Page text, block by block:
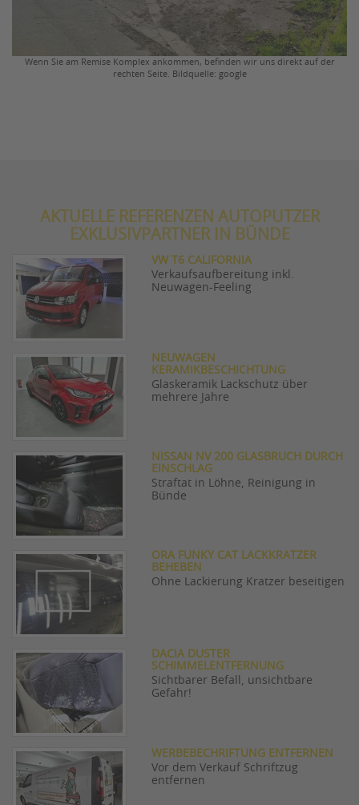
Wenn Sie am Remise Komplex ankommen, befinden wir uns direkt auf der
rechten Seite. Bildquelle: google
AKTUELLE REFERENZEN AUTOPUTZER
EXKLUSIVPARTNER IN BÜNDE
VW T6 CALIFORNIA
Verkaufsaufbereitung inkl.
Neuwagen-Feeling
NEUWAGEN
KERAMIKBESCHICHTUNG
Glaskeramik Lackschutz über
mehrere Jahre
NISSAN NV 200 GLASBRUCH DURCH
EINSCHLAG
Straftat in Löhne, Reinigung in
Bünde
ORA FUNKY CAT LACKKRATZER
BEHEBEN
Ohne Lackierung Kratzer beseitigen
DACIA DUSTER
SCHIMMELENTFERNUNG
Sichtbarer Befall, unsichtbare
Gefahr!
WERBEBECHRIFTUNG ENTFERNEN
Vor dem Verkauf Schriftzug
entfernen